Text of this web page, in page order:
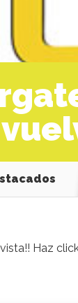
Haz